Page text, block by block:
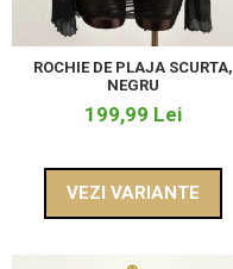
ROCHIE DE PLAJA SCURTA,
NEGRU
199,99 Lei
VEZI VARIANTE